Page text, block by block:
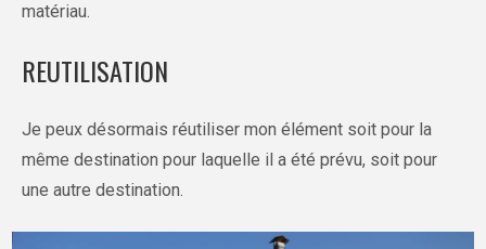
matériau.
REUTILISATION
Je peux désormais réutiliser mon élément soit pour la
même destination pour laquelle il a été prévu, soit pour
une autre destination.